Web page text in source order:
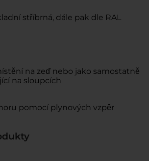
stříbrná, dále pak dle RAL
na zeď nebo jako samostatně
na sloupcích
pomocí plynových vzpěr